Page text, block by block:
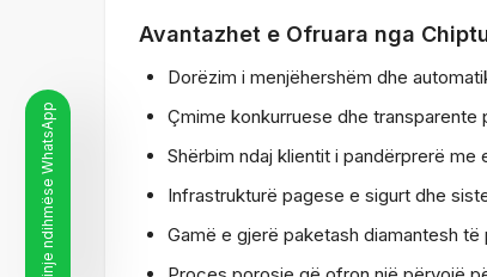
Avantazhet e Ofruara nga
Dorëzim i menjëhershëm dhe
Çmime konkurruese dhe
Shërbim ndaj klientit i pandërprerë
Infrastrukturë pagese e sigurt dhe
Gamë e gjerë paketash diamantesh
Linje ndihmëse WhatsApp